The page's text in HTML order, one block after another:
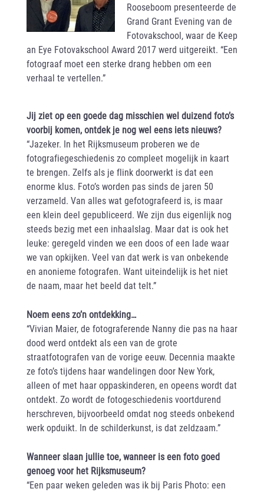
Rooseboom presenteerde de
Grand Grant Evening van de
Fotovakschool, waar de Keep
an Eye Fotovakschool Award 2017 werd uitgereikt. “Een
fotograaf moet een sterke drang hebben om een
verhaal te vertellen.”
Jij ziet op een goede dag misschien wel duizend foto’s
voorbij komen, ontdek je nog wel eens iets nieuws?
“Jazeker. In het Rijksmuseum proberen we de
fotografiegeschiedenis zo compleet mogelijk in kaart
te brengen. Zelfs als je flink doorwerkt is dat een
enorme klus. Foto’s worden pas sinds de jaren 50
verzameld. Van alles wat gefotografeerd is, is maar
een klein deel gepubliceerd. We zijn dus eigenlijk nog
steeds bezig met een inhaalslag. Maar dat is ook het
leuke: geregeld vinden we een doos of een lade waar
we van opkijken. Veel van dat werk is van onbekende
en anonieme fotografen. Want uiteindelijk is het niet
de naam, maar het beeld dat telt.”
Noem eens zo’n ontdekking…
“Vivian Maier, de fotograferende Nanny die pas na haar
dood werd ontdekt als een van de grote
straatfotografen van de vorige eeuw. Decennia maakte
ze foto’s tijdens haar wandelingen door New York,
alleen of met haar oppaskinderen, en opeens wordt dat
ontdekt. Zo wordt de fotogeschiedenis voortdurend
herschreven, bijvoorbeeld omdat nog steeds onbekend
werk opduikt. In de schilderkunst, is dat zeldzaam.”
Wanneer slaan jullie toe, wanneer is een foto goed
genoeg voor het Rijksmuseum?
“Een paar weken geleden was ik bij Paris Photo: een